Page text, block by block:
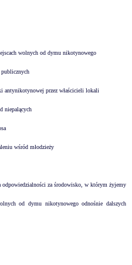
wolnych od dymu nikotynowego
publicznych
antynikotynowej przez właścicieli lokali
niepalących
wśród młodzieży
odpowiedzialności za środowisko, w którym żyjemy
od dymu nikotynowego odnośnie dalszych